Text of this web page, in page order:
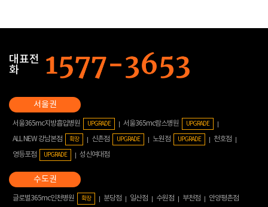
대표전
화
서울365mc지방흡입병원 UPGRADE 서울365mc람스병원 UPGRADE
ALL NEW 강남본점 확장 신촌점 UPGRADE 노원점 UPGRADE
천호점
영등포점
UPGRADE 성신여대점
글로벌365mc인천병원 확장 분당점 일산점 수원점 부천점 안양평촌점